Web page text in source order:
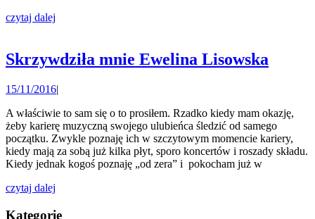
czytaj dalej
Skrzywdziła mnie Ewelina Lisowska
15/11/201615/11/2016
|
A właściwie to sam się o to prosiłem. Rzadko kiedy mam okazję,
żeby karierę muzyczną swojego ulubieńca śledzić od samego
początku. Zwykle poznaję ich w szczytowym momencie kariery,
kiedy mają za sobą już kilka płyt, sporo koncertów i roszady składu.
Kiedy jednak kogoś poznaję „od zera” i pokocham już w
czytaj dalej
Kategorie